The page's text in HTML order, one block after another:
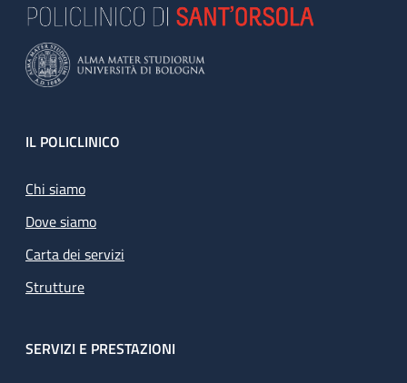
Footer
IL POLICLINICO
Chi siamo
Dove siamo
Carta dei servizi
Strutture
SERVIZI E PRESTAZIONI